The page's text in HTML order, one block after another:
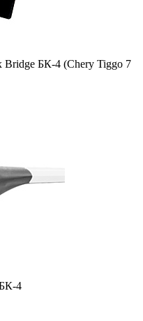
Bridge БК-4 (Chery Tiggo 7
4